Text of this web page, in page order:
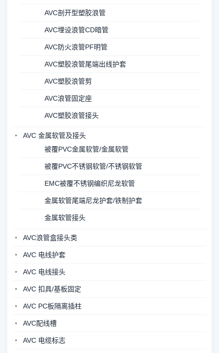
AVC剖开型塑胶浪管
AVC埋设浪管CD暗管
AVC防火浪管PF明管
AVC塑胶浪管尾端出线护套
AVC塑胶浪管剪
AVC浪管固定座
AVC塑胶浪管接头
AVC 金属软管及接头
被覆PVC金属软管/金属软管
被覆PVC不锈钢软管/不锈钢软管
EMC被覆不锈钢编织尼龙软管
金属软管尾端尼龙护套/铁制护套
金属软管接头
AVC浪管盒接头类
AVC 电线护套
AVC 电线接头
AVC 扣具/基板固定
AVC PC板隔离插柱
AVC配线槽
AVC 电缆标志